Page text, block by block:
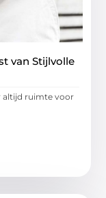
van Stijlvolle
altijd ruimte voor